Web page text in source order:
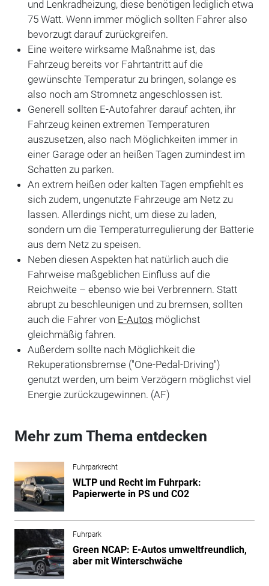
und Lenkradheizung, diese benötigen lediglich etwa
75 Watt. Wenn immer möglich sollten Fahrer also
bevorzugt darauf zurückgreifen.
Eine weitere wirksame Maßnahme ist, das
Fahrzeug bereits vor Fahrtantritt auf die
gewünschte Temperatur zu bringen, solange es
also noch am Stromnetz angeschlossen ist.
Generell sollten E-Autofahrer darauf achten, ihr
Fahrzeug keinen extremen Temperaturen
auszusetzen, also nach Möglichkeiten immer in
einer Garage oder an heißen Tagen zumindest im
Schatten zu parken.
An extrem heißen oder kalten Tagen empfiehlt es
sich zudem, ungenutzte Fahrzeuge am Netz zu
lassen. Allerdings nicht, um diese zu laden,
sondern um die Temperaturregulierung der Batterie
aus dem Netz zu speisen.
Neben diesen Aspekten hat natürlich auch die
Fahrweise maßgeblichen Einfluss auf die
Reichweite – ebenso wie bei Verbrennern. Statt
abrupt zu beschleunigen und zu bremsen, sollten
auch die Fahrer von E-Autos möglichst
gleichmäßig fahren.
Außerdem sollte nach Möglichkeit die
Rekuperationsbremse ("One-Pedal-Driving")
genutzt werden, um beim Verzögern möglichst viel
Energie zurückzugewinnen. (AF)
Mehr zum Thema entdecken
Fuhrparkrecht
WLTP und Recht im Fuhrpark:
Papierwerte in PS und CO2
Fuhrpark
Green NCAP: E-Autos umweltfreundlich,
aber mit Winterschwäche